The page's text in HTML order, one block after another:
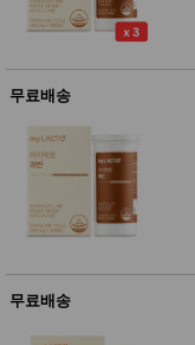
Supplies
공연/행
무료배송
무료배송